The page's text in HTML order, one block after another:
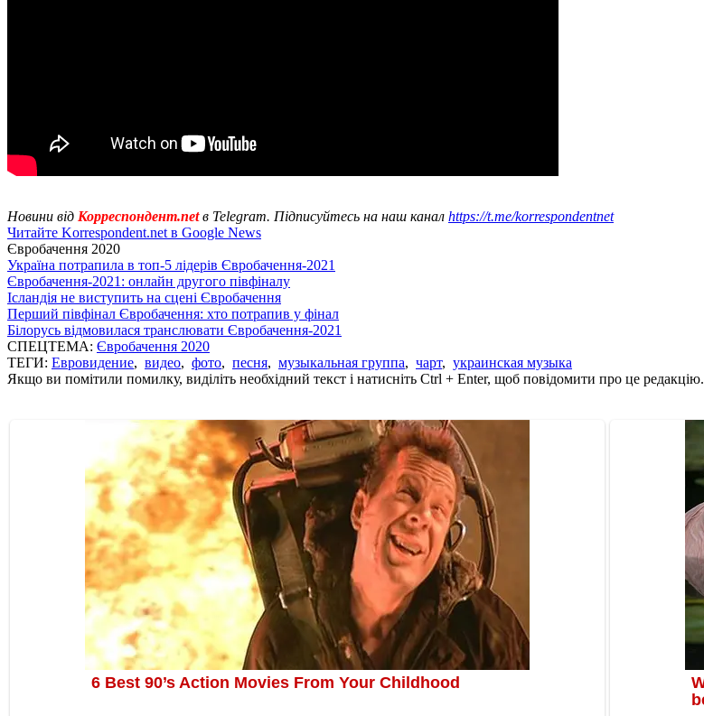
Новини від Корреспондент.netв Telegram. Підписуйтесь на наш канал https://t.me/korrespondentnet
Читайте Korrespondent.net в Google News
Євробачення 2020
Україна потрапила в топ-5 лідерів Євробачення-2021
Євробачення-2021: онлайн другого півфіналу
Ісландія не виступить на сцені Євробачення
Перший півфінал Євробачення: хто потрапив у фінал
Білорусь відмовилася транслювати Євробачення-2021
СПЕЦТЕМА: Євробачення 2020
ТЕГИ: Евровидение, видео, фото, песня, музыкальная группа, чарт, украинская музыка
Якщо ви помітили помилку, виділіть необхідний текст і натисніть Ctrl + Enter, щоб повідомити про це редакцію.